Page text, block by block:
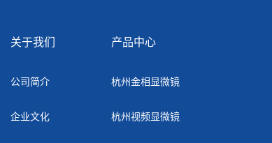
关于我们
公司简介
企业文化
产品中心
杭州金相显微镜
杭州视频显微镜